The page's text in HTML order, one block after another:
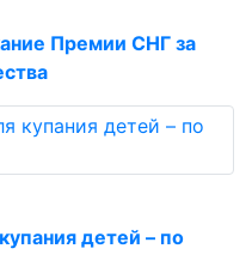
Премии СНГ за
детей – по